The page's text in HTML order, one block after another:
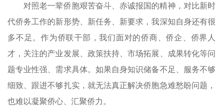
对照老一辈侨胞艰苦奋斗、赤诚报国的精神，对比新时
代侨务工作的新形势、新任务、新要求，我深知自身还有很
多不足。作为侨联干部，我们面对的侨商、侨企、侨界人
才，关注的产业发展、政策扶持、市场拓展、成果转化等问
题专业性强、需求具体。如果自身知识储备不足、服务不够
细致、跟进不够扎实，就无法真正解决侨胞急难愁盼问题，
也难以凝聚侨心、汇聚侨力。